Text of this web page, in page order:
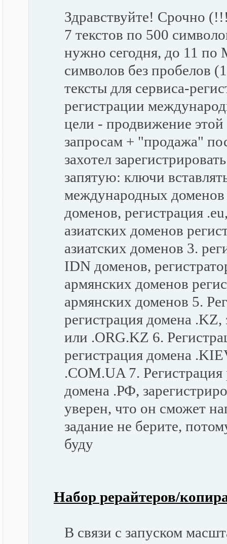
Здравствуйте! Срочно
7 текстов по 500
нужно сегодня, до 11 по
символов без пробелов
тексты для сервиса-
регистрации
цели - продвижение
запросам + "продажа"
захотел
запятую: ключи
международных
доменов, регистрация
азиатских доменов
азиатских доменов 3.
IDN доменов,
армянских доменов
армянских доменов 5.
регистрация домена
или .ORG.KZ 6.
регистрация домена
.COM.UA 7.
домена .РФ,
уверен, что он сможет
задание не берите,
буду
Набор рерайтеров/
В связи с запуском